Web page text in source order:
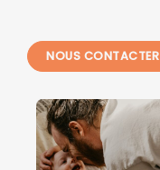
NOUS CONTACTER